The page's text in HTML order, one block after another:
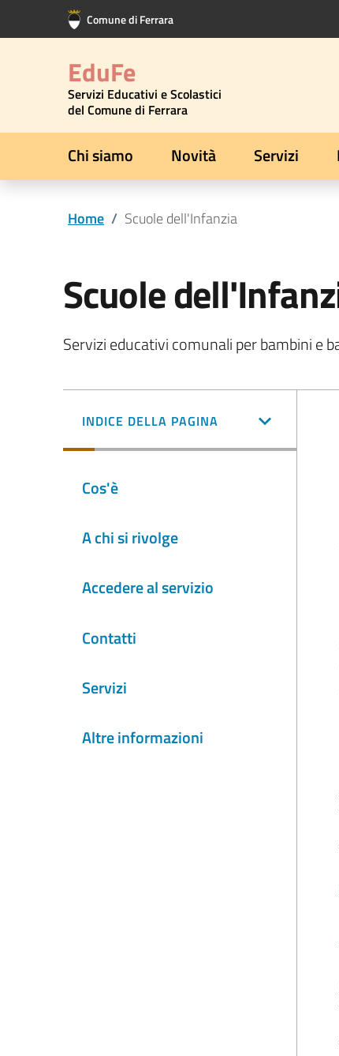
Vai al contenuto principale
Vai al footer Comune di Ferrara
EduFe
Servizi Educativi e Scolastici
del Comune di Ferrara
Chi siamo Novità Servizi
Home / Scuole dell'Infanzia
Scuole
Servizi educativi comunali per bambini e
INDICE DELLA PAGINA
Cos'è
A chi si rivolge
Accedere al servizio
Contatti
Servizi
Altre informazioni